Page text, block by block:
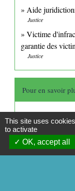
Aide
Justice
Victime
garantie des
Justice
Pour en savoir
Le tribunal
Ministère chargé de
Le tribunal de
Ministère chargé
This site uses
to activate
OK, accept all